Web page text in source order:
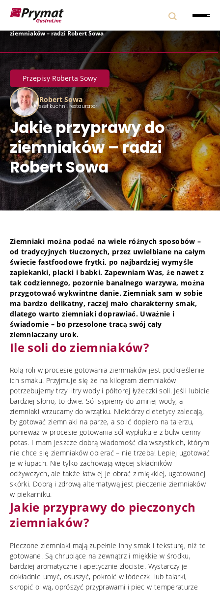
ziemniaków – radzi Robert Sowa
Przepisy Roberta Sowy
Robert Sowa
szef kuchni, restaurator
Jakie przyprawy do
ziemniaków – radzi
Robert Sowa
Ziemniaki można podać na wiele różnych sposobów –
od tradycyjnych tłuczonych, przez uwielbiane na całym
świecie fastfoodowe frytki, po najbardziej wymyśle
zapiekanki, placki i babki. Zapewniam Was, że nawet z
tak codziennego, pozornie banalnego warzywa, można
przygotować wykwintne danie. Ziemniak sam w sobie
ma bardzo delikatny, raczej mało charakterny smak,
dlatego warto ziemniaki doprawiać. Uważnie i
świadomie – bo przesolone tracą swój cały
ziemniaczany urok.
Ile soli do ziemniaków?
Rolą roli w procesie gotowania ziemniaków jest podkreślenie
ich smaku. Przyjmuje się że na kilogram ziemniaków
potrzebujemy trzy litry wody i półtorej łyżeczki soli. Jeśli lubicie
bardziej słono, to dwie. Sól sypiemy do zimnej wody, a
ziemniaki wrzucamy do wrzątku. Niektórzy dietetycy zalecają,
by gotować ziemniaki na parze, a solić dopiero na talerzu,
ponieważ w procesie gotowania sól wypłukuje z bulw cenny
potas. I mam jeszcze dobrą wiadomość dla wszystkich, którym
nie chce się ziemniaków obierać – nie trzeba! Lepiej ugotować
je w łupach. Nie tylko zachowają więcej składników
odżywczych, ale także łatwiej je obrać z miękkiej, ugotowanej
skórki. Dobrą i zdrową alternatywą jest pieczenie ziemniaków
w piekarniku.
Jakie przyprawy do pieczonych
ziemniaków?
Pieczone ziemniaki mają zupełnie inny smak i teksturę, niż te
gotowane. Są chrupiące na zewnątrz i miękkie w środku,
bardziej aromatyczne i apetycznie złociste. Wystarczy je
dokładnie umyć, osuszyć, pokroić w łódeczki lub talarki,
skropić oliwą, oprószyć przyprawami i piec w temperaturze